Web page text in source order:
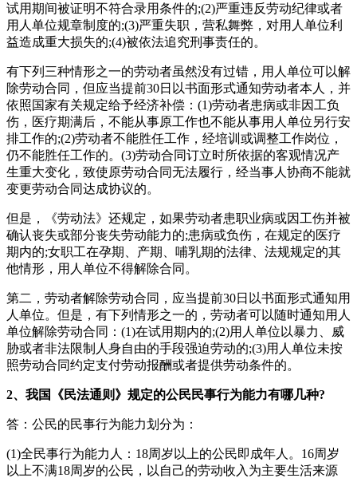
试用期间被证明不符合录用条件的;(2)严重违反劳动纪律或者
用人单位规章制度的;(3)严重失职，营私舞弊，对用人单位利
益造成重大损失的;(4)被依法追究刑事责任的。
有下列三种情形之一的劳动者虽然没有过错，用人单位可以解
除劳动合同，但应当提前30日以书面形式通知劳动者本人，并
依照国家有关规定给予经济补偿：(1)劳动者患病或非因工负
伤，医疗期满后，不能从事原工作也不能从事用人单位另行安
排工作的;(2)劳动者不能胜任工作，经培训或调整工作岗位，
仍不能胜任工作的。(3)劳动合同订立时所依据的客观情况产
生重大变化，致使原劳动合同无法履行，经当事人协商不能就
变更劳动合同达成协议的。
但是，《劳动法》还规定，如果劳动者患职业病或因工伤并被
确认丧失或部分丧失劳动能力的;患病或负伤，在规定的医疗
期内的;女职工在孕期、产期、哺乳期的法律、法规规定的其
他情形，用人单位不得解除合同。
第二，劳动者解除劳动合同，应当提前30日以书面形式通知用
人单位。但是，有下列情形之一的，劳动者可以随时通知用人
单位解除劳动合同：(1)在试用期内的;(2)用人单位以暴力、威
胁或者非法限制人身自由的手段强迫劳动的;(3)用人单位未按
照劳动合同约定支付劳动报酬或者提供劳动条件的。
2、我国《民法通则》规定的公民民事行为能力有哪几种?
答：公民的民事行为能力划分为：
(1)全民事行为能力人：18周岁以上的公民即成年人。16周岁
以上不满18周岁的公民，以自己的劳动收入为主要生活来源